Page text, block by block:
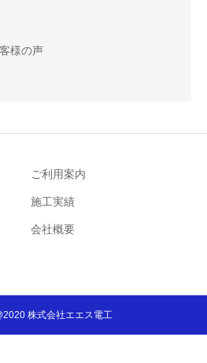
様の声
ご利用案内
施工実績
会社概要
株式会社エエス電工